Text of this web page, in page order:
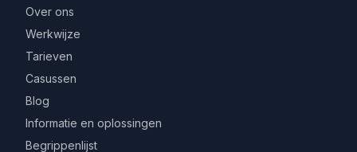
Over ons
Werkwijze
Tarieven
Casussen
Blog
Informatie en oplossingen
Begrippenlijst